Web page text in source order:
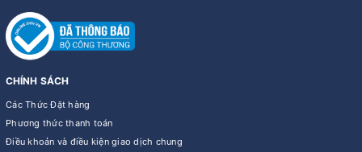
CHÍNH SÁCH
Các Thức Đặt hàng
Phương thức thanh toán
Điều khoản và điều kiện giao dịch chung